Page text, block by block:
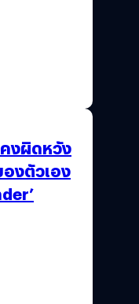
งผิดหวัง
งตัวเอง